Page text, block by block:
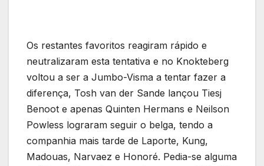
Os restantes favoritos reagiram rápido e
neutralizaram esta tentativa e no Knokteberg
voltou a ser a Jumbo-Visma a tentar fazer a
diferença, Tosh van der Sande lançou Tiesj
Benoot e apenas Quinten Hermans e Neilson
Powless lograram seguir o belga, tendo a
companhia mais tarde de Laporte, Kung,
Madouas, Narvaez e Honoré. Pedia-se alguma